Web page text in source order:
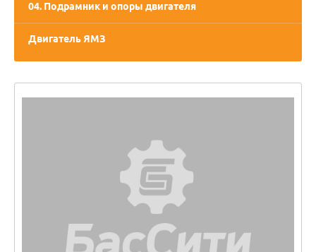
04. Подрамник и опоры двигателя
Двигатель ЯМЗ